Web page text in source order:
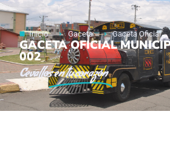
Inicio Gaceta Gaceta Oficial
GACETA OFICIAL
002
Cevallosen tu corazón